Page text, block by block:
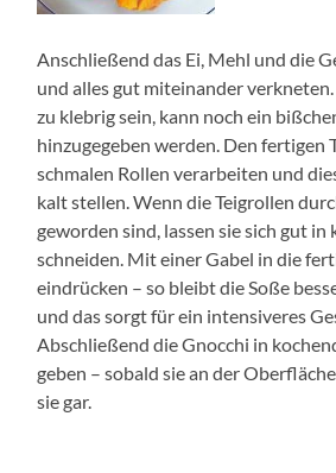
Anschließend das Ei, Mehl und die
und alles gut miteinander verkneten.
zu klebrig sein, kann noch ein
hinzugegeben werden. Den fertigen
schmalen Rollen verarbeiten und
kalt stellen. Wenn die Teigrollen
geworden sind, lassen sie sich gut in
schneiden. Mit einer Gabel in die
eindrücken – so bleibt die Soße
und das sorgt für ein intensiveres
Abschließend die Gnocchi in
geben – sobald sie an der
sie gar.